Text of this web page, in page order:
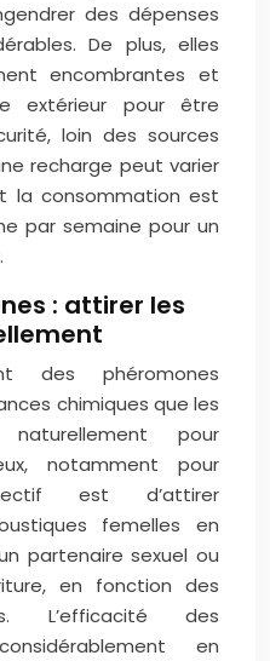
des dépenses
De plus, elles
encombrantes et
extérieur pour être
loin des sources
recharge peut varier
la consommation est
par semaine pour un
: attirer les
des phéromones
chimiques que les
pour
notamment pour
est d’attirer
femelles en
partenaire sexuel ou
en fonction des
L’efficacité des
en